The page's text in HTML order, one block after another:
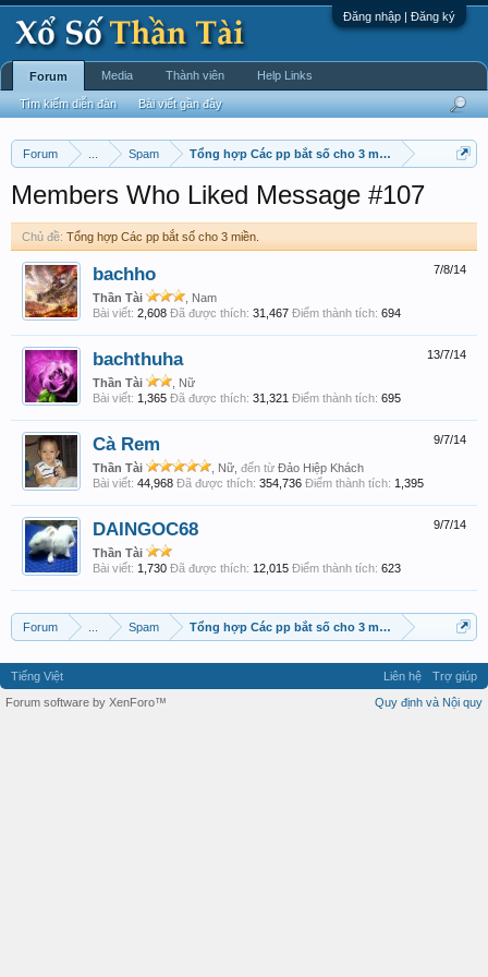
Đăng nhập | Đăng ký
Forum Spam Tổng hợp Các pp bắt số cho 3 miền.
Members Who Liked Message #107
Chủ đề: Tổng hợp Các pp bắt số cho 3 miền.
7/8/14
bachho
Thần Tài
, Nam
Bài viết: 2,608 Đã được thích: 31,467 Điểm thành tích: 694
13/7/14
bachthuha
Thần Tài
, Nữ
Bài viết: 1,365 Đã được thích: 31,321 Điểm thành tích: 695
9/7/14
Cà Rem
Thần Tài , Nữ, đến từ Đảo Hiệp Khách
Bài viết: 44,968 Đã được thích: 354,736 Điểm thành tích: 1,395
9/7/14
DAINGOC68
Thần Tài
Bài viết: 1,730 Đã được thích: 12,015 Điểm thành tích: 623
Forum Spam Tổng hợp Các pp bắt số cho 3 miền.
Forum
Tìm kiếm diễn đàn Bài viết gần đây
Media Thành viên Help Links
Tiếng Việt Liên hệ
Trợ giúp
Quy định và Nội quy
Forum software by XenForo™